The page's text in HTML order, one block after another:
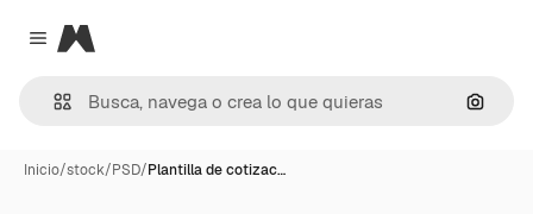
Close menu
Magnific
Inicio/stock/PSD/Plantilla de cotizac…